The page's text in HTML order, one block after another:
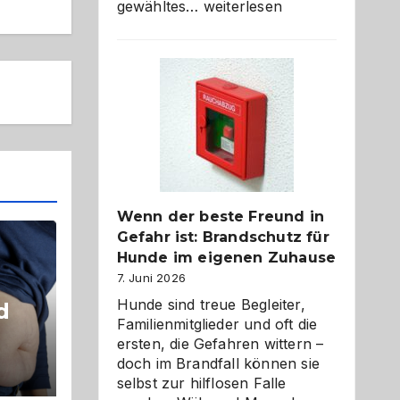
gewähltes… Abschied
Kita
bewusst
und
herzlich
gestalten
weiterlesen
Wenn der beste Freund in
Gefahr ist: Brandschutz für
Hunde im eigenen Zuhause
7. Juni 2026
Hunde sind treue Begleiter,
Familienmitglieder und oft die
ersten, die Gefahren wittern –
doch im Brandfall können sie
selbst zur hilflosen Falle